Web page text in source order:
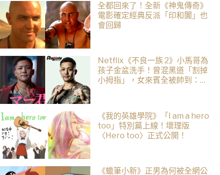
全都回來了！全新《神鬼傳奇》
電影確定經典反派「印和闐」也
會回歸
Netflix《不良一族 2》小馬哥為
孩子金盆洗手！曾混黑道「割掉
小拇指」，女來賓全被帥到：超
《我的英雄學院》「I am a hero
too」特別篇上線！壞理版
〈Hero too〉正式公開！
《蠟筆小新》正男為何被全網公